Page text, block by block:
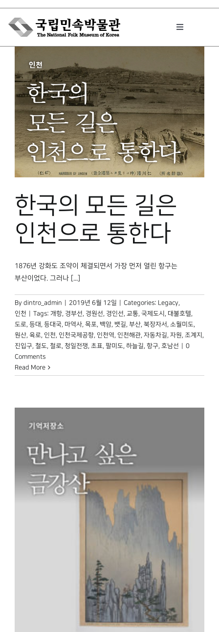
Skip
content
Toggle
박물관에서는
민속이야기
민속 인사이드
박물관 홈페이지
한국의 모든 길은
인천으로 통한다
1876년 강화도 조약이 체결되면서 가장 먼저 열린 항구는
부산이었다. 그러나 [...]
By dintro_admin 2019년 6월 12일 Categories: Legacy,
인천
Tags: 개항, 경부선, 경원선, 경인선, 교통, 국제도시 , 대불호텔,
도로, 등대 , 등대국, 마역사, 목포, 백암, 뱃길, 부산, 북장자서 , 소월미도,
원산, 육로, 인천, 인천국제공항, 인천역, 인천해관, 자동차길, 자원, 조계지 ,
진입구, 철도, 철로, 청일전쟁, 초표, 팔미도, 하늘길, 항구, 호남선
0
Comments
Read More